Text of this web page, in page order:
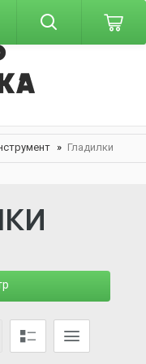
Гладилки